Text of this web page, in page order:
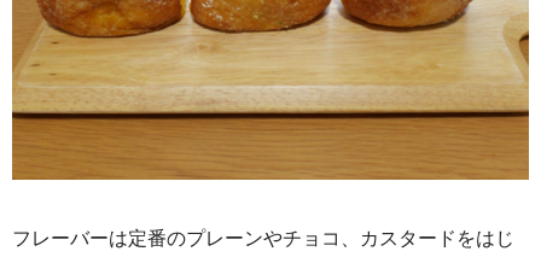
フレーバーは定番のプレーンやチョコ、カスタードをはじ